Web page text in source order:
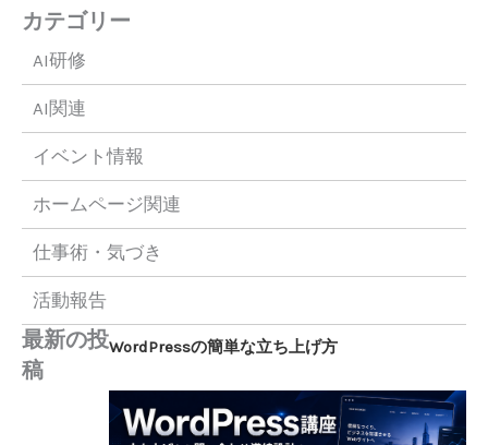
カテゴリー
AI研修
AI関連
イベント情報
ホームページ関連
仕事術・気づき
活動報告
最新の投
稿
WordPressの簡単な立ち上げ方